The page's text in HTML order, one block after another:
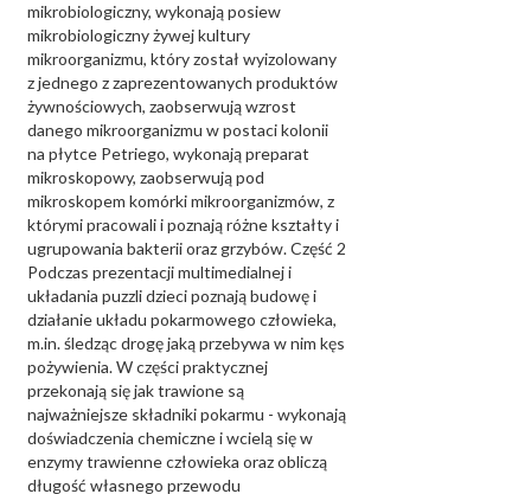
mikrobiologiczny, wykonają posiew
mikrobiologiczny żywej kultury
mikroorganizmu, który został wyizolowany
z jednego z zaprezentowanych produktów
żywnościowych, zaobserwują wzrost
danego mikroorganizmu w postaci kolonii
na płytce Petriego, wykonają preparat
mikroskopowy, zaobserwują pod
mikroskopem komórki mikroorganizmów, z
którymi pracowali i poznają różne kształty i
ugrupowania bakterii oraz grzybów. Część 2
Podczas prezentacji multimedialnej i
układania puzzli dzieci poznają budowę i
działanie układu pokarmowego człowieka,
m.in. śledząc drogę jaką przebywa w nim kęs
pożywienia. W części praktycznej
przekonają się jak trawione są
najważniejsze składniki pokarmu - wykonają
doświadczenia chemiczne i wcielą się w
enzymy trawienne człowieka oraz obliczą
długość własnego przewodu